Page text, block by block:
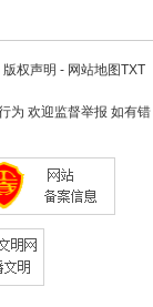
版权声明 - 网站地图TXT
为 欢迎监督举报 如有错